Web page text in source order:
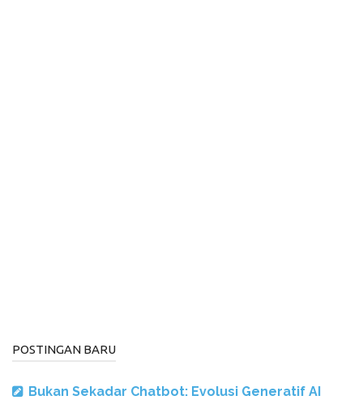
POSTINGAN BARU
Bukan Sekadar Chatbot: Evolusi Generatif AI